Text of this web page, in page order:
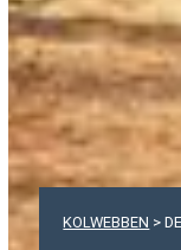
KOLWEBBEN >